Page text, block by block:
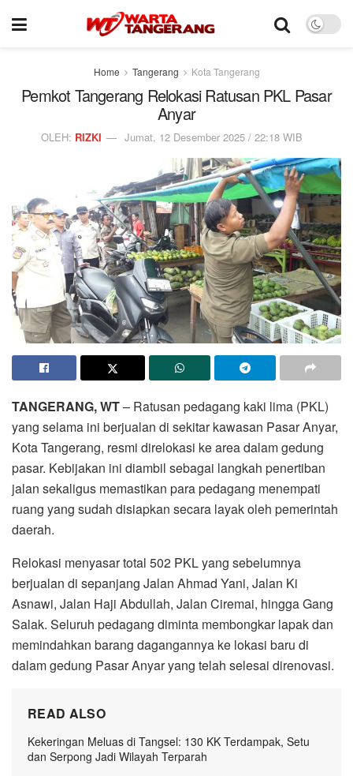
Home Tangerang Kota Tangerang
Pemkot Tangerang Relokasi Ratusan PKL Pasar
Anyar
OLEH: RIZKI Jumat, 12 Desember 2025 / 22:18 WIB
TANGERANG, WT– Ratusan pedagang kaki lima (PKL)
yang selama ini berjualan di sekitar kawasan Pasar Anyar,
Kota Tangerang, resmi direlokasi ke area dalam gedung
pasar. Kebijakan ini diambil sebagai langkah penertiban
jalan sekaligus memastikan para pedagang menempati
ruang yang sudah disiapkan secara layak oleh pemerintah
daerah.
Relokasi menyasar total 502 PKL yang sebelumnya
berjualan di sepanjang Jalan Ahmad Yani, Jalan Ki
Asnawi, Jalan Haji Abdullah, Jalan Ciremai, hingga Gang
Salak. Seluruh pedagang diminta membongkar lapak dan
memindahkan barang dagangannya ke lokasi baru di
dalam gedung Pasar Anyar yang telah selesai direnovasi.
READ ALSO
Kekeringan Meluas di Tangsel: 130 KK Terdampak, Setu
dan Serpong Jadi Wilayah Terparah